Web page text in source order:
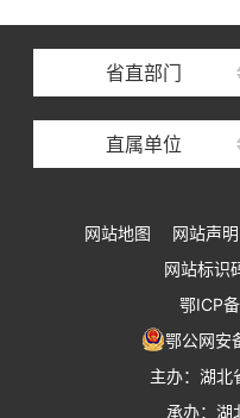
省直部门
直属单位
湖北省住房保障中心
湖北省
湖北省
湖北省住建厅执业资格注册中心
湖北省城乡建设发展中心
湖北城市建设职业技术学
网站地图 网站声明
网站标
鄂ICP
鄂公网
主办：湖北
承办：湖